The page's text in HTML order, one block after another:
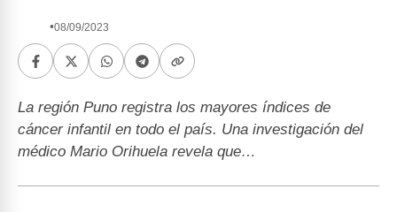
•08/09/2023
La región Puno registra los mayores índices de
cáncer infantil en todo el país. Una investigación del
médico Mario Orihuela revela que…